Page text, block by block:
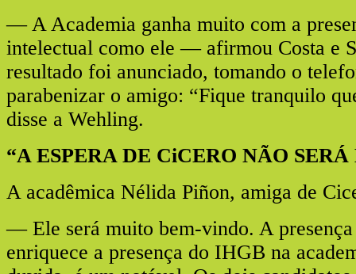
— A Academia ganha muito com a
intelectual como ele — afirmou Costa e
resultado foi anunciado, tomando o
parabenizar o amigo: “Fique tranquilo
disse a Wehling.
“A ESPERA DE CiCERO NÃO
A acadêmica Nélida Piñon, amiga de
— Ele será muito bem-vindo. A
enriquece a presença do IHGB na